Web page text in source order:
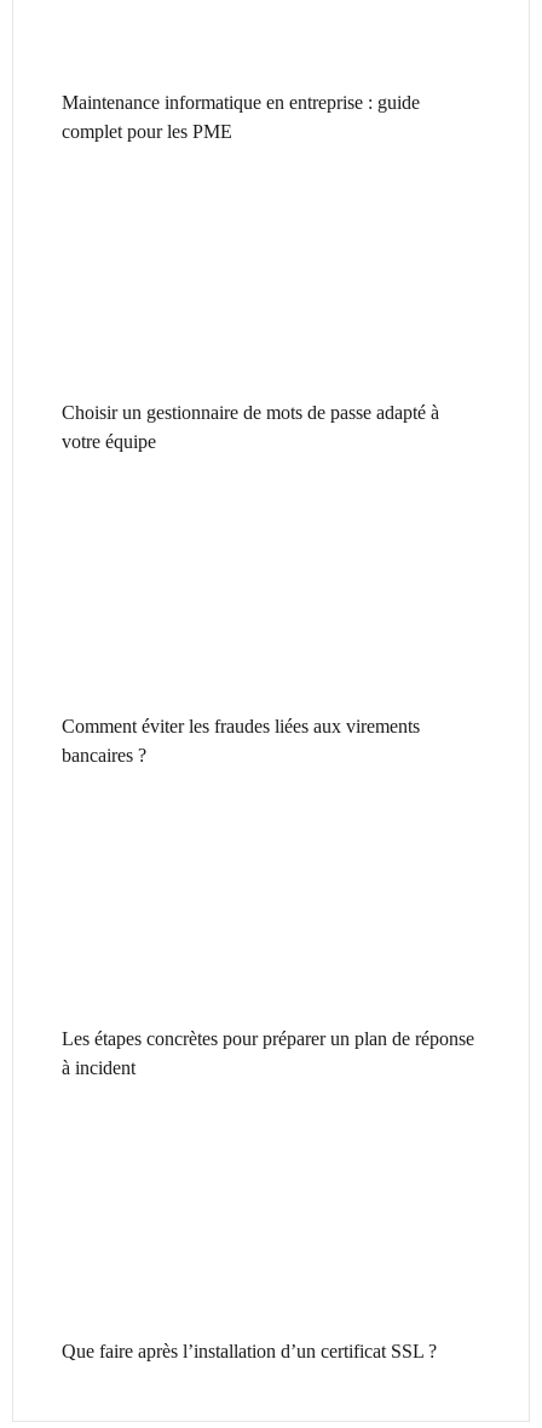
Maintenance informatique en entreprise : guide
complet pour les PME
Choisir un gestionnaire de mots de passe adapté à
votre équipe
Comment éviter les fraudes liées aux virements
bancaires ?
Les étapes concrètes pour préparer un plan de réponse
à incident
Que faire après l’installation d’un certificat SSL ?